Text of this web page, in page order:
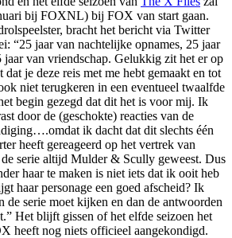
bij FOXNL) bij FOX van start gaan.
bracht het bericht via Twitter
“25 jaar van nachtelijke opnames, 25 jaar
van vriendschap. Gelukkig zit het er op
je deze reis met me hebt gemaakt en tot
niet terugkeren in een eventueel twaalfde
begin gezegd dat dit het is voor mij. Ik
door de (geschokte) reacties van de
ik dacht dat dit slechts één
heeft gereageerd op het vertrek van
serie altijd Mulder & Scully geweest. Dus
haar te maken is niet iets dat ik ooit heb
haar personage een goed afscheid? Ik
de serie moet kijken en dan de antwoorden
Het blijft gissen of het elfde seizoen het
heeft nog niets officieel aangekondigd.